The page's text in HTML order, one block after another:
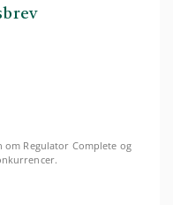
Regulator Complete og